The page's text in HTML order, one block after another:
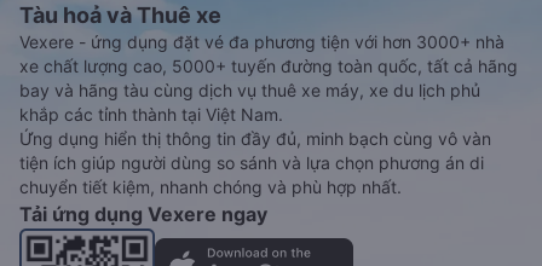
Tàu hoả và Thuê xe
Vexere - ứng dụng đặt vé đa phương tiện với hơn 3000+ nhà
xe chất lượng cao, 5000+ tuyến đường toàn quốc, tất cả hãng
bay và hãng tàu cùng dịch vụ thuê xe máy, xe du lịch phủ
khắp các tỉnh thành tại Việt Nam.
Ứng dụng hiển thị thông tin đầy đủ, minh bạch cùng vô vàn
tiện ích giúp người dùng so sánh và lựa chọn phương án di
chuyển tiết kiệm, nhanh chóng và phù hợp nhất.
Tải ứng dụng Vexere ngay